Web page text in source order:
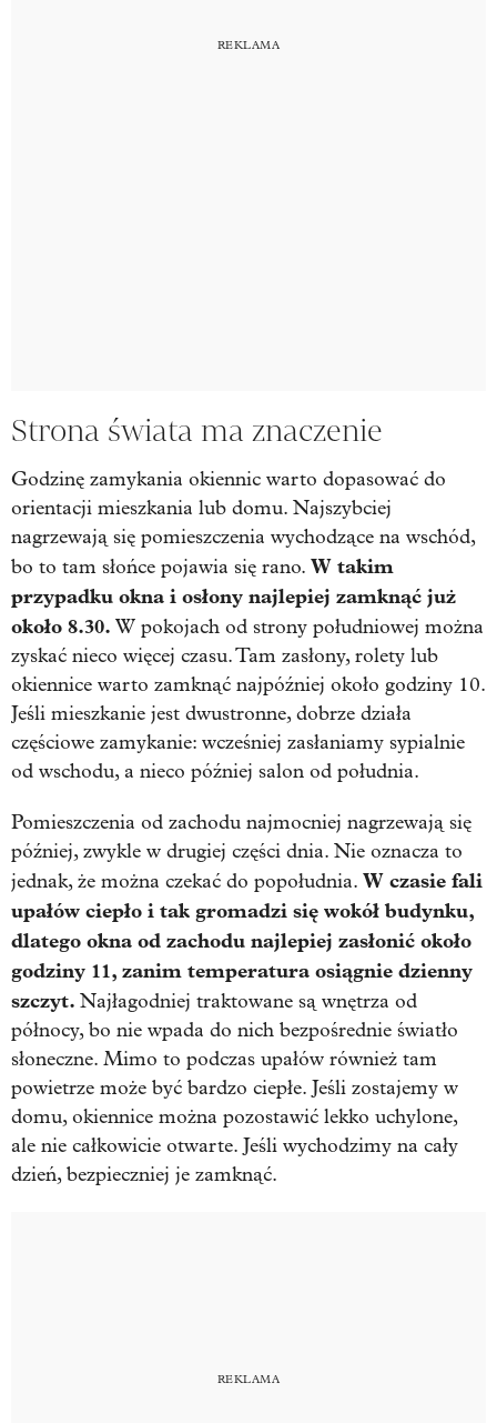
Strona świata ma znaczenie
Godzinę zamykania okiennic warto dopasować do
orientacji mieszkania lub domu. Najszybciej
nagrzewają się pomieszczenia wychodzące na wschód,
bo to tam słońce pojawia się rano. W takim
przypadku okna i osłony najlepiej zamknąć już
około 8.30. W pokojach od strony południowej można
zyskać nieco więcej czasu. Tam zasłony, rolety lub
okiennice warto zamknąć najpóźniej około godziny 10.
Jeśli mieszkanie jest dwustronne, dobrze działa
częściowe zamykanie: wcześniej zasłaniamy sypialnie
od wschodu, a nieco później salon od południa.
Pomieszczenia od zachodu najmocniej nagrzewają się
później, zwykle w drugiej części dnia. Nie oznacza to
jednak, że można czekać do popołudnia. W czasie fali
upałów ciepło i tak gromadzi się wokół budynku,
dlatego okna od zachodu najlepiej zasłonić około
godziny 11, zanim temperatura osiągnie dzienny
szczyt. Najłagodniej traktowane są wnętrza od
północy, bo nie wpada do nich bezpośrednie światło
słoneczne. Mimo to podczas upałów również tam
powietrze może być bardzo ciepłe. Jeśli zostajemy w
domu, okiennice można pozostawić lekko uchylone,
ale nie całkowicie otwarte. Jeśli wychodzimy na cały
dzień, bezpieczniej je zamknąć.